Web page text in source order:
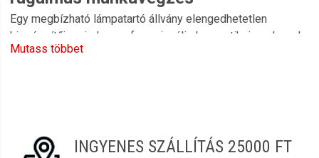
Egy megbízható lámpatartó állvány elengedhetetlen
kiegészítője minden professzionális kozmetikai szalonnak.
Legyen szónagyítós lámpáról, LED fényforrásról vagy
hanem a kezelések minőségét is támogatja – hiszen jó
Mutass többet
INGYENES SZÁLLÍTÁS 25000 FT